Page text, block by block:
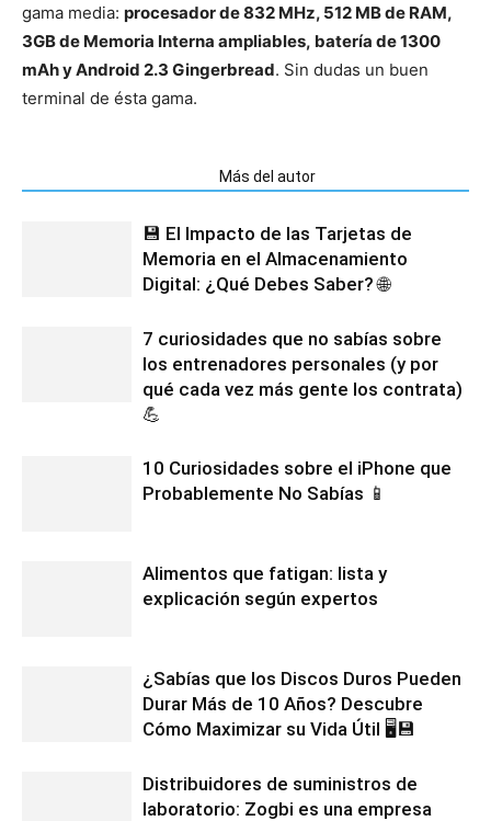
gama media: procesador de 832 MHz, 512 MB de RAM,
3GB de Memoria Interna ampliables, batería de 1300
mAh y Android 2.3 Gingerbread. Sin dudas un buen
terminal de ésta gama.
Más del autor
💾 El Impacto de las Tarjetas de
Memoria en el Almacenamiento
Digital: ¿Qué Debes Saber? 🌐
7 curiosidades que no sabías sobre
los entrenadores personales (y por
qué cada vez más gente los contrata)
💪
10 Curiosidades sobre el iPhone que
Probablemente No Sabías 📱
Alimentos que fatigan: lista y
explicación según expertos
¿Sabías que los Discos Duros Pueden
Durar Más de 10 Años? Descubre
Cómo Maximizar su Vida Útil 🖥️💾
Distribuidores de suministros de
laboratorio: Zogbi es una empresa